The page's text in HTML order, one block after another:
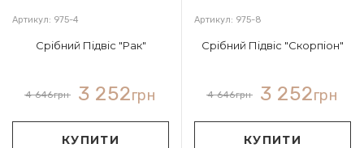
Артикул: 975-4
Срібний Підвіс "Рак"
4 646грн 3 252грн
КУПИТИ
Артикул: 975-8
Срібний Підвіс "Скорпіон"
4 646грн 3 252грн
КУПИТИ